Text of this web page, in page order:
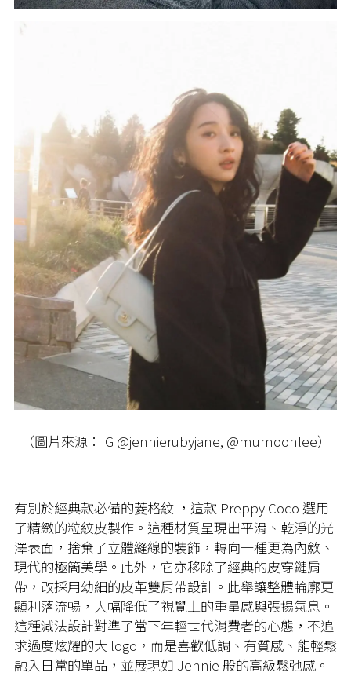
（圖片來源：IG @jennierubyjane, @mumoonlee）
有別於經典款必備的菱格紋 ，這款 Preppy Coco 選用
了精緻的粒紋皮製作。這種材質呈現出平滑、乾淨的光
澤表面，捨棄了立體縫線的裝飾，轉向一種更為內斂、
現代的極簡美學。此外，它亦移除了經典的皮穿鏈肩
帶，改採用幼細的皮革雙肩帶設計。此舉讓整體輪廓更
顯利落流暢，大幅降低了視覺上的重量感與張揚氣息。
這種減法設計對準了當下年輕世代消費者的心態，不追
求過度炫耀的大 logo ，而是喜歡低調、有質感、能輕鬆
融入日常的單品，並展現如 Jennie 般的高級鬆弛感。